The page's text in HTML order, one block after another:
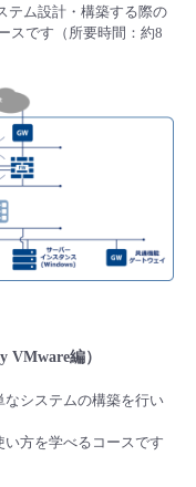
テム設計・構築する際の
スです（所要時間：約8
VMware編）
なシステムの構築を行い
い方を学べるコースです